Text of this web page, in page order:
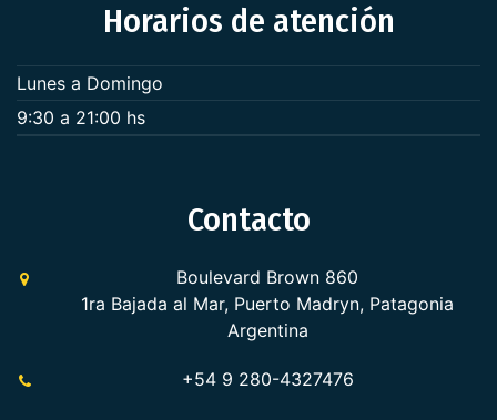
Horarios de atención
Lunes a Domingo
9:30 a 21:00 hs
Contacto
Boulevard Brown 860
1ra Bajada al Mar, Puerto Madryn, Patagonia
Argentina
+54 9 280-4327476